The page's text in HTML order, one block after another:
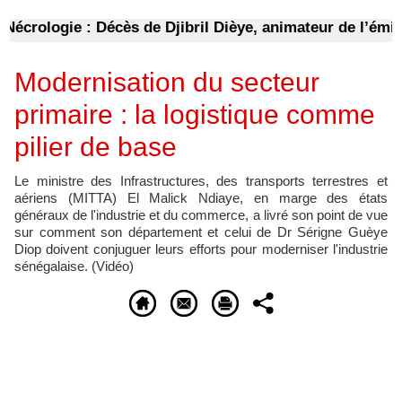
: Décès de Djibril Dièye, animateur de
Modernisation du secteur
primaire : la logistique comme
pilier de base
Le ministre des Infrastructures, des transports terrestres et
aériens (MITTA) El Malick Ndiaye, en marge des états
généraux de l'industrie et du commerce, a livré son point de vue
sur comment son département et celui de Dr Sérigne Guèye
Diop doivent conjuguer leurs efforts pour moderniser l'industrie
sénégalaise. (Vidéo)